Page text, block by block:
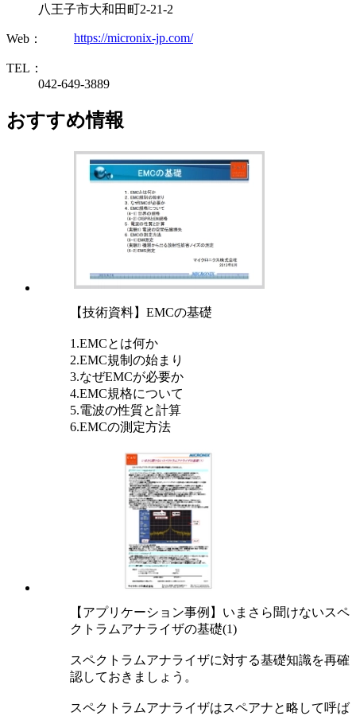
八王子市大和田町2-21-2
Web： https://micronix-jp.com/
TEL：
042-649-3889
おすすめ情報
【技術資料】EMCの基礎
1.EMCとは何か
2.EMC規制の始まり
3.なぜEMCが必要か
4.EMC規格について
5.電波の性質と計算
6.EMCの測定方法
【アプリケーション事例】いまさら聞けないスペ
クトラムアナライザの基礎(1)
スペクトラムアナライザに対する基礎知識を再確
認しておきましょう。
スペクトラムアナライザはスペアナと略して呼ば